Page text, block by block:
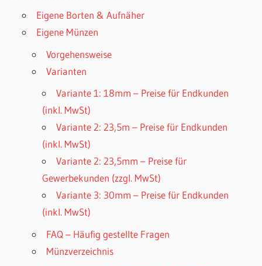
Eigene Borten & Aufnäher
Eigene Münzen
Vorgehensweise
Varianten
Variante 1: 18mm – Preise für Endkunden
(inkl. MwSt)
Variante 2: 23,5m – Preise für Endkunden
(inkl. MwSt)
Variante 2: 23,5mm – Preise für
Gewerbekunden (zzgl. MwSt)
Variante 3: 30mm – Preise für Endkunden
(inkl. MwSt)
FAQ – Häufig gestellte Fragen
Münzverzeichnis